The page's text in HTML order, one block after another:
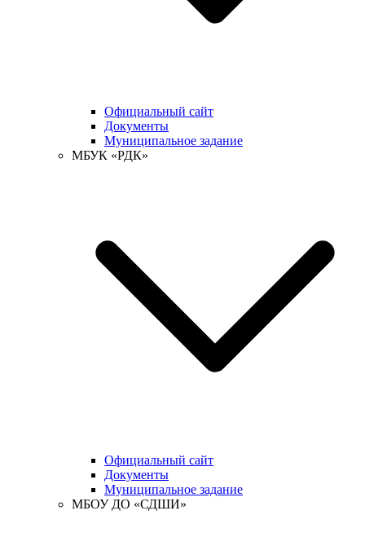
Официальный сайт
Документы
Муниципальное задание
МБУК «РДК»
Официальный сайт
Документы
Муниципальное задание
МБОУ ДО «СДШИ»